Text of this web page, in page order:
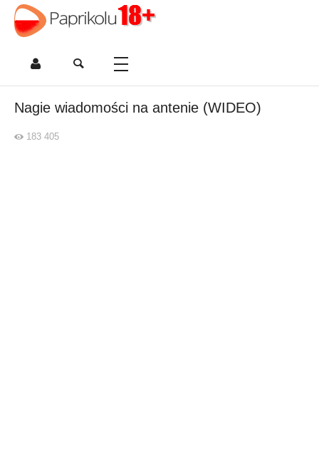
Nagie wiadomości na antenie (WIDEO)
183 405